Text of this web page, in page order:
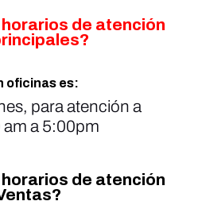
de atención
de atención
oficinas es:
para atención a
am a 5:00pm